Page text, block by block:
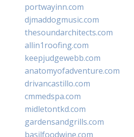
portwayinn.com
djmaddogmusic.com
thesoundarchitects.com
allin1roofing.com
keepjudgewebb.com
anatomyofadventure.com
drivancastillo.com
cmmedspa.com
midletontkd.com
gardensandgrills.com
basilfoodwine.com